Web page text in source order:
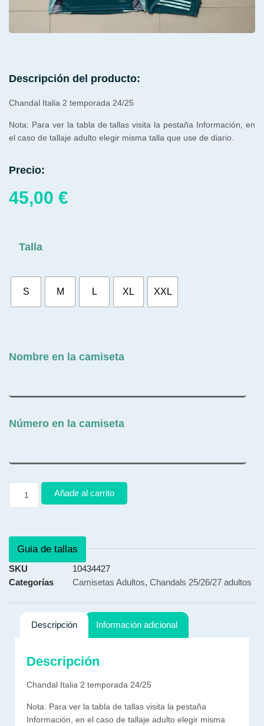
Descripción del producto:
Chandal Italia 2 temporada 24/25
Nota: Para ver la tabla de tallas visita la pestaña Información, en
el caso de tallaje adulto elegir misma talla que use de diario.
Precio:
45,00 €
Talla
S M L XL XXL
Nombre en la camiseta
Número en la camiseta
Añadir al carrito
Guia de tallas
SKU
10434427
Categorías
Camisetas Adultos, Chandals 25/26/27 adultos
Descripción Información adicional
Descripción
Chandal Italia 2 temporada 24/25
Nota: Para ver la tabla de tallas visita la pestaña
Información, en el caso de tallaje adulto elegir misma